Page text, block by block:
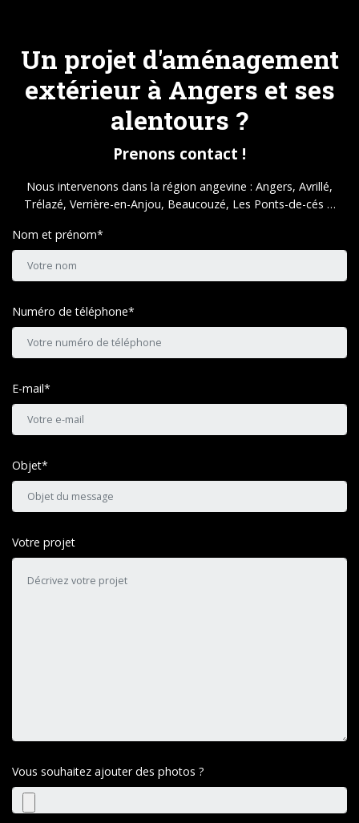
Un projet d'aménagement
extérieur à Angers et ses
alentours ?
Prenons contact !
Nous intervenons dans la région angevine : Angers, Avrillé,
Trélazé, Verrière-en-Anjou, Beaucouzé, Les Ponts-de-cés …
Nom et prénom*
Numéro de téléphone*
E-mail*
Objet*
Votre projet
Vous souhaitez ajouter des photos ?